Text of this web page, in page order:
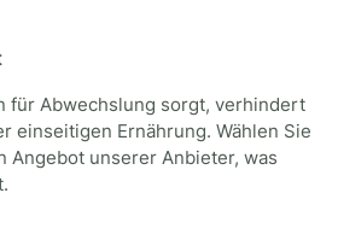
für Abwechslung sorgt, verhindert
einseitigen Ernährung. Wählen Sie
Angebot unserer Anbieter, was